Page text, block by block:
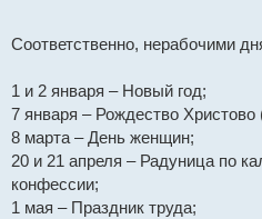
Соответственно, нерабочими
1 и 2 января – Новый год;
7 января – Рождество
8 марта – День женщин;
20 и 21 апреля – Радуница по
конфессии;
1 мая – Праздник труда;